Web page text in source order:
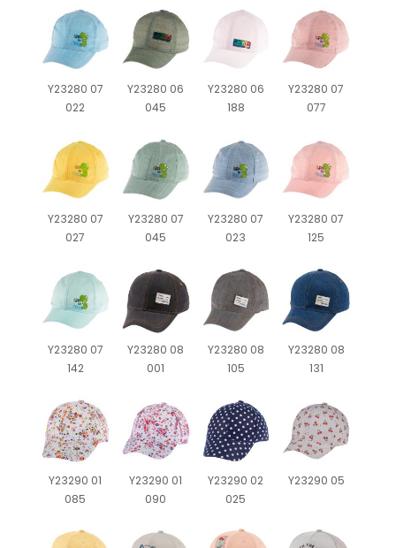
Y23280 07
022
Y23280 06
045
Y23280 06
188
Y23280 07
077
Y23280 07
027
Y23280 07
045
Y23280 07
023
Y23280 07
125
Y23280 07
142
Y23280 08
001
Y23280 08
105
Y23280 08
131
Y23290 01
085
Y23290 01
090
Y23290 02
025
Y23290 05